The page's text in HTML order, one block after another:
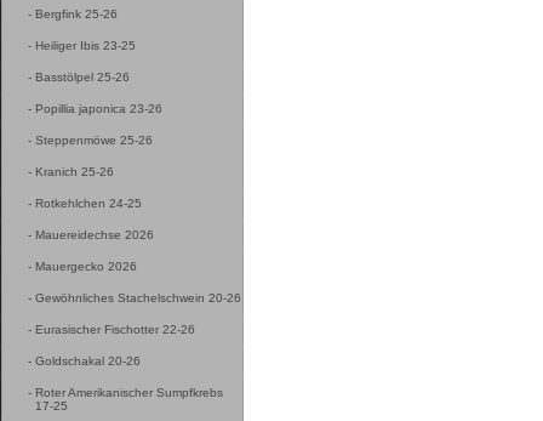
- Bergfink 25-26
- Heiliger Ibis 23-25
- Basstölpel 25-26
- Popillia japonica 23-26
- Steppenmöwe 25-26
- Kranich 25-26
- Rotkehlchen 24-25
- Mauereidechse 2026
- Mauergecko 2026
- Gewöhnliches Stachelschwein 20-26
- Eurasischer Fischotter 22-26
- Goldschakal 20-26
- Roter Amerikanischer Sumpfkrebs
17-25